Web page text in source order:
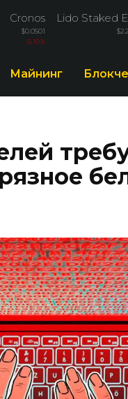
Cronos
$0.0501
-5.10%
Lido Staked
Майнинг